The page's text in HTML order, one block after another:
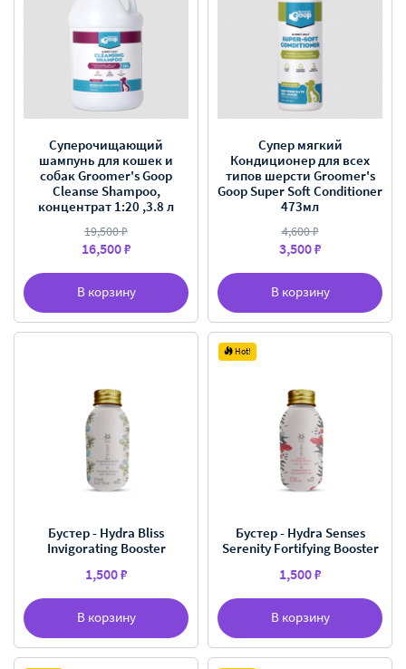
В корзину
Суперочищающий
шампунь для кошек и
собак Groomer's Goop
Cleanse Shampoo,
концентрат 1:20 ,3.8 л
19,500 ₽
16,500 ₽
В корзину
Супер мягкий
Кондиционер для всех
типов шерсти Groomer's
Goop Super Soft Conditioner
473мл
4,600 ₽
3,500 ₽
В корзину
Бустер - Hydra Bliss
Invigorating Booster
1,500 ₽
Hot!
В корзину
Бустер - Hydra Senses
Serenity Fortifying Booster
1,500 ₽